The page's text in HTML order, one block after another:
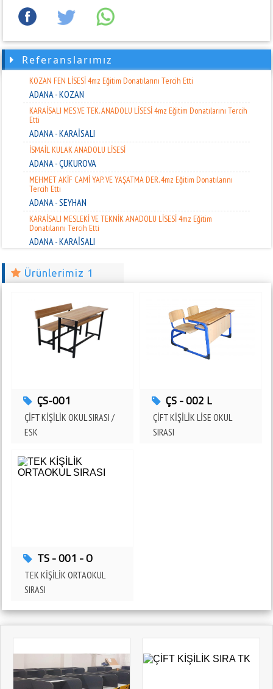
Referanslarımız
Etti
ADANA - CEYHAN
ÖZEL ARSUZ ÖĞRENCİ ETÜD MERKEZİ 4mz Eğitim Donatılarını Tercih
Etti
HATAY - ARSUZ
KOZAN FEN LİSESİ 4mz Eğitim Donatılarını Tercih Etti
ADANA - KOZAN
KARAİSALI MES.VE TEK. ANADOLU LİSESİ 4mz Eğitim Donatılarını Tercih
Etti
ADANA - KARAİSALI
İSMAİL KULAK ANADOLU LİSESİ
ADANA - ÇUKUROVA
MEHMET AKİF CAMİ YAP. VE YAŞATMA DER. 4mz Eğitim Donatılarını
Tercih Etti
ADANA - SEYHAN
KARAİSALI MESLEKİ VE TEKNİK ANADOLU LİSESİ 4mz Eğitim
Donatılarını Tercih Etti
ADANA - KARAİSALI
ADANA - SARIÇAM
ADANA - SEYHAN
SAİMBEYLİ ANADOLU LİSESİ 4mz Eğitim Donatılarını Tercih Etti
ADANA - SAİMBEYLİ
KAYSERİ ALİ İHSAN KALMAZ ÇOK PROG. AND. LİS. 4mz Eğitim
Donatılarını Tercih Etti
Tercih Etti
ADANA - KARAİSALI
CEYHAN İLKÖĞRETİM OKULU 4mz Eğitim Donatılarını Tercih Etti
ADANA - CEYHAN
CEYHAN İLKÖĞRETİM OKULU 4mz Eğitim Donatılarını Tercih Etti
ADANA - CEYHAN
ÖZEL ARSUZ ÖĞRENCİ ETÜD MERKEZİ 4mz Eğitim Donatılarını Tercih
Etti
HATAY - ARSUZ
Ürünlerimiz 1
ÇS-001
ÇİFT KİŞİLİK OKUL SIRASI /
ESK
ÇS - 002 L
ÇİFT KİŞİLİK LİSE OKUL
SIRASI
TS - 001 - O
TEK KİŞİLİK ORTAOKUL
SIRASI